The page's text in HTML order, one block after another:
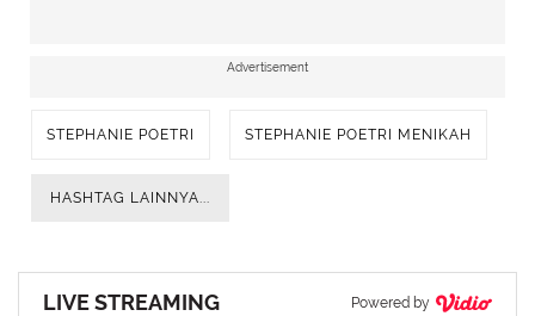
Advertisement
STEPHANIE POETRI STEPHANIE POETRI MENIKAH
HASHTAG LAINNYA...
LIVE STREAMING Powered by